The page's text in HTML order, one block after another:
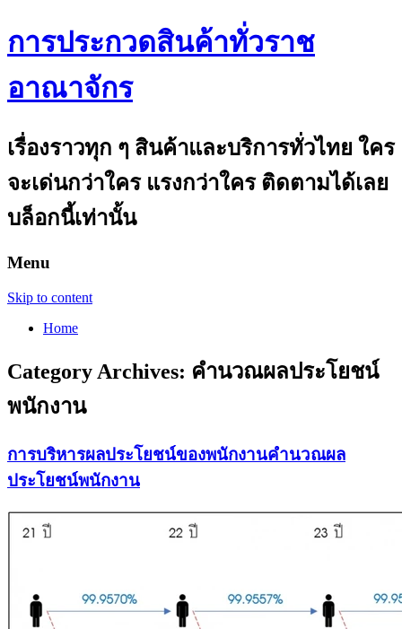
การประกวดสินค้าทั่วราช
อาณาจักร
เรื่องราวทุก ๆ สินค้าและบริการทั่วไทย ใคร
จะเด่นกว่าใคร แรงกว่าใคร ติดตามได้เลย
บล็อกนี้เท่านั้น
Menu
Skip to content
Home
Category Archives: คำนวณผลประโยชน์
พนักงาน
การบริหารผลประโยชน์ของพนักงานคำนวณผล
ประโยชน์พนักงาน